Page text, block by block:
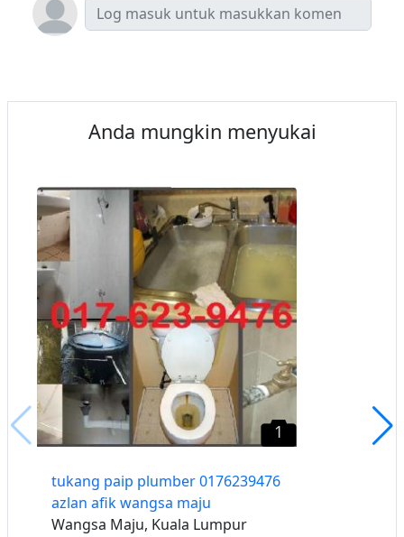
Anda mungkin menyukai
1
tukang paip plumber 0176239476
azlan afik wangsa maju
Wangsa Maju, Kuala Lumpur